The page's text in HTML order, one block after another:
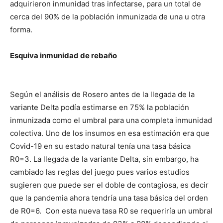
adquirieron inmunidad tras infectarse, para un total de
cerca del 90% de la población inmunizada de una u otra
forma.
Esquiva inmunidad de rebaño
Según el análisis de Rosero antes de la llegada de la
variante Delta podía estimarse en 75% la población
inmunizada como el umbral para una completa inmunidad
colectiva. Uno de los insumos en esa estimación era que
Covid-19 en su estado natural tenía una tasa básica
R0=3. La llegada de la variante Delta, sin embargo, ha
cambiado las reglas del juego pues varios estudios
sugieren que puede ser el doble de contagiosa, es decir
que la pandemia ahora tendría una tasa básica del orden
de R0=6. Con esta nueva tasa R0 se requeriría un umbral